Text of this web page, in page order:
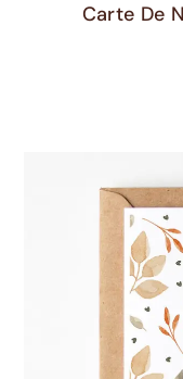
Carte De